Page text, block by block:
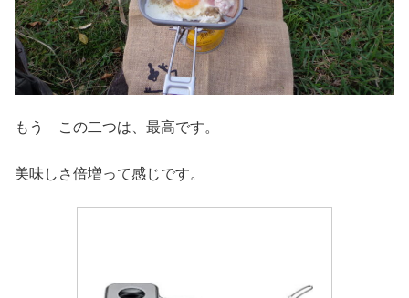
もう この二つは、最高です。
美味しさ倍増って感じです。